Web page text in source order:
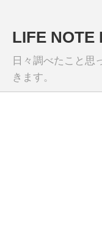
LIFE NOTE
日々調べたこと思
きます。